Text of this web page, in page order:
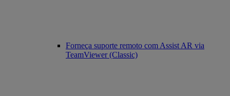
Forneça suporte remoto com Assist AR via
TeamViewer (Classic)